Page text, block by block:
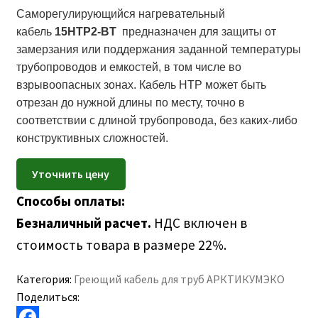
Саморегулирующийся нагревательный
кабель 15HTP2-BTпредназначен для защиты от
замерзания или поддержания заданной температуры
трубопроводов и емкостей, в том числе во
взрывоопасных зонах. Кабель НТР может быть
отрезан до нужной длины по месту, точно в
соответствии с длиной трубопровода, без каких-либо
конструктивных сложностей.
Способы оплаты:
Безналичный расчет. НДС включен в
стоимость товара в размере 22%.
Категория: Греющий кабель для труб АРКТИКУМЭКО
Поделиться: